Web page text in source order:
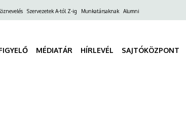
Szervezetek A-tól Z-ig Munkatársaknak Alumni
MÉDIATÁR HÍRLEVÉL SAJTÓKÖZPONT